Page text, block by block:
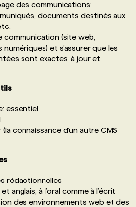
des communications:
documents destinés aux
communication (site web,
et s’assurer que les
sont exactes, à jour et
essentiel
connaissance d’un autre CMS
rédactionnelles
anglais, à l’oral comme à l’écrit
des environnements web et des